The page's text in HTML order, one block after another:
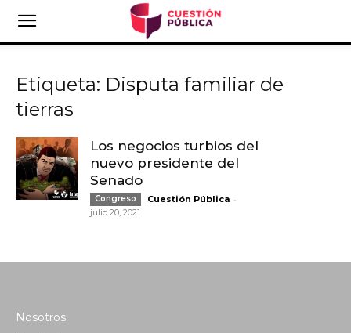
Etiqueta: Disputa familiar de
tierras
Los negocios turbios del
nuevo presidente del
Senado
Congreso Cuestión Pública -
julio 20, 2021
Nosotros